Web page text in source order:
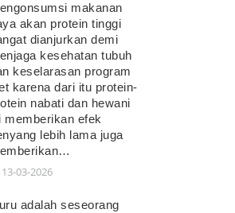
makanan
akan protein tinggi
dianjurkan demi
kesehatan tubuh
keselarasan program
karena dari itu protein-
nabati dan hewani
memberikan efek
lebih lama juga
13-03-2026
adalah seseorang